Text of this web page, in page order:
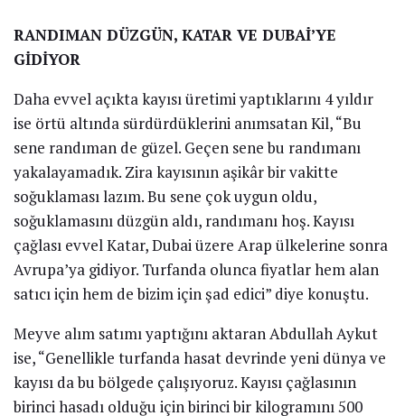
RANDIMAN DÜZGÜN, KATAR VE DUBAİ’YE
GİDİYOR
ise örtü altında sürdürdüklerini anımsatan Kil, “Bu
sene randıman de güzel. Geçen sene bu randımanı
yakalayamadık. Zira kayısının aşikâr bir vakitte